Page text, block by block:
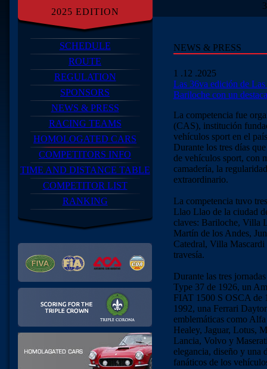
2025 EDITION
SCHEDULE
ROUTE
REGULATION
SPONSORS
NEWS & PRESS
RACING TEAMS
HOMOLOGATED CARS
COMPETITORS INFO
TIME AND DISTANCE TABLE
COMPETITOR LIST
RANKING
NEWS & PRESS
1 .12 .2025
Las 36va edición de
Bariloche con un
La competencia fue
(CAS), institución
vehículos sport en el
Durante los tres días
de vehículos sport, con
camadería, la
extraordinario.
La competencia tuvo
Llao Llao de la ciudad
claves: Bariloche, Villa
Martín de los Andes,
Catedral, Villa Mascardi
travesía.
Durante las tres
Type 37 de 1926, un
FIAT 1500 S OSCA de
1992, una Ferrari
emblemáticas como
Healey, Jaguar, Lotus,
Lancia, Volvo y
elegancia, diseño y una
fanáticos de los